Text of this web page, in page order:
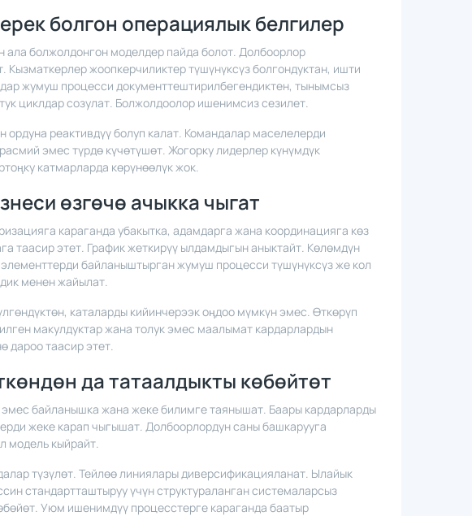
болгон операциялык белгилер
ала болжолдонгон моделдер пайда болот. Долбоорлор
Кызматкерлер жоопкерчиликтер түшүнүксүз болгондуктан, ишти
жумуш процесси документтештирилбегендиктен, тынымсыз
циклдар созулат. Болжолдоолор ишенимсиз сезилет.
реактивдүү болуп калат. Командалар маселелерди
эмес түрдө күчөтүшөт. Жогорку лидерлер күнүмдүк
катмарларда көрүнөөлүк жок.
өзгөчө ачыкка чыгат
караганда убакытка, адамдарга жана координацияга көз
таасир этет. График жеткирүү ылдамдыгын аныктайт. Көлөмдүн
байланыштырган жумуш процесси түшүнүксүз же кол
менен жайылат.
каталарды кийинчерээк оңдоо мүмкүн эмес. Өткөрүп
макулдуктар жана толук эмес маалымат кардарлардын
дароо таасир этет.
да татаалдыкты көбөйтөт
байланышка жана жеке билимге таянышат. Баары кардарларды
жеке карап чыгышат. Долбоорлордун саны башкарууга
модель кыйрайт.
түзүлөт. Тейлөө линиялары диверсификацияланат. Ылайык
стандартташтыруу үчүн структураланган системаларсыз
Уюм ишенимдүү процесстерге караганда баатыр